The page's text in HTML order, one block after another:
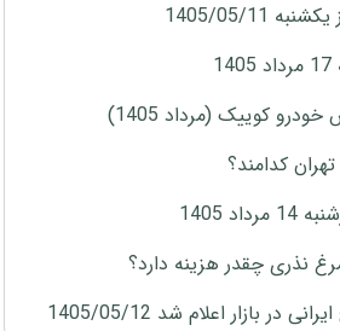
05/11
کوییک (مرداد 1405)
کدامند؟
1405
نذری چقدر هزینه دارد؟
بازار اعلام شد 1405/05/12